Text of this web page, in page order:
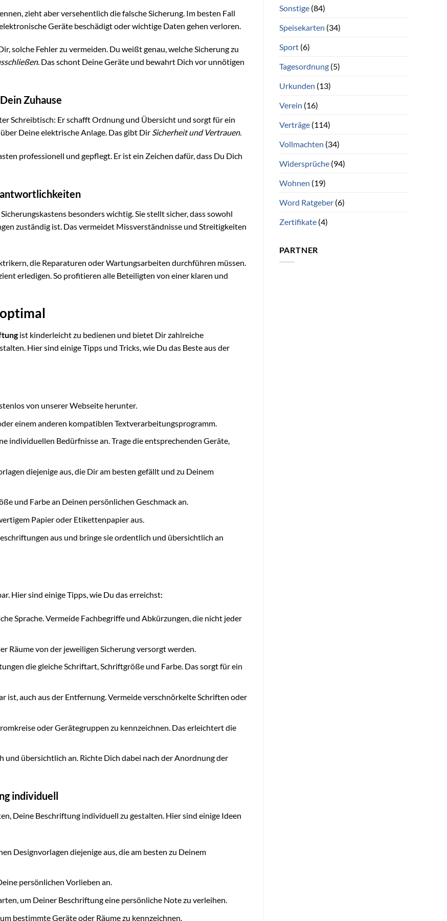
zieht aber versehentlich die falsche Sicherung. Im besten Fall
Geräte beschädigt oder wichtige Daten gehen verloren.
solche Fehler zu vermeiden. Du weißt genau, welche Sicherung zu
. Das schont Deine Geräte und bewahrt Dich vor unnötigen
Zuhause
Schreibtisch: Er schafft Ordnung und Übersicht und sorgt für ein
Deine elektrische Anlage. Das gibt Dir Sicherheit und Vertrauen.
professionell und gepflegt. Er ist ein Zeichen dafür, dass Du Dich
besonders wichtig. Sie stellt sicher, dass sowohl
zuständig ist. Das vermeidet Missverständnisse und Streitigkeiten
die Reparaturen oder Wartungsarbeiten durchführen müssen.
erledigen. So profitieren alle Beteiligten von einer klaren und
ist kinderleicht zu bedienen und bietet Dir zahlreiche
Hier sind einige Tipps und Tricks, wie Du das Beste aus der
von unserer Webseite herunter.
einem anderen kompatiblen Textverarbeitungsprogramm.
individuellen Bedürfnisse an. Trage die entsprechenden Geräte,
diejenige aus, die Dir am besten gefällt und zu Deinem
und Farbe an Deinen persönlichen Geschmack an.
Papier oder Etikettenpapier aus.
aus und bringe sie ordentlich und übersichtlich an
Hier sind einige Tipps, wie Du das erreichst:
Sprache. Vermeide Fachbegriffe und Abkürzungen, die nicht jeder
Räume von der jeweiligen Sicherung versorgt werden.
die gleiche Schriftart, Schriftgröße und Farbe. Das sorgt für ein
ist, auch aus der Entfernung. Vermeide verschnörkelte Schriften oder
oder Gerätegruppen zu kennzeichnen. Das erleichtert die
übersichtlich an. Richte Dich dabei nach der Anordnung der
individuell
Deine Beschriftung individuell zu gestalten. Hier sind einige Ideen
Designvorlagen diejenige aus, die am besten zu Deinem
persönlichen Vorlieben an.
um Deiner Beschriftung eine persönliche Note zu verleihen.
bestimmte Geräte oder Räume zu kennzeichnen.
Sonstige(84)
Speisekarten (34)
Sport(6)
Tagesordnung(5)
Urkunden (13)
Verein (16)
Verträge(114)
Vollmachten (34)
Widersprüche(94)
Wohnen (19)
Word Ratgeber(6)
Zertifikate(4)
PARTNER